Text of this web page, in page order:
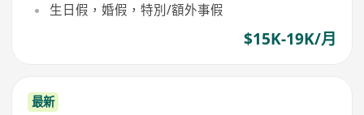
生日假，婚假，特別/額外事假
$15K-19K/月
最新